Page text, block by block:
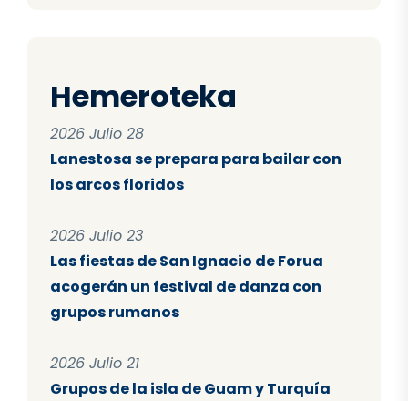
Hemeroteka
2026 Julio 28
Lanestosa se prepara para bailar con
los arcos floridos
2026 Julio 23
Las fiestas de San Ignacio de Forua
acogerán un festival de danza con
grupos rumanos
2026 Julio 21
Grupos de la isla de Guam y Turquía